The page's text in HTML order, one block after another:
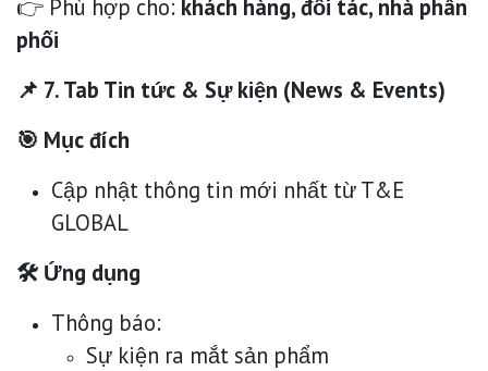
👉 Phù hợp cho: khách hàng, đối tác, nhà phân
phối
📌 7. Tab Tin tức & Sự kiện (News & Events)
🎯 Mục đích
Cập nhật thông tin mới nhất từ T&E
GLOBAL
🛠 Ứng dụng
Thông báo:
Sự kiện ra mắt sản phẩm